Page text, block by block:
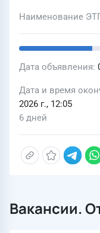
Наименование
Дата объявления
Дата и время
2026 г., 12:05
6 дней
Вакансии.